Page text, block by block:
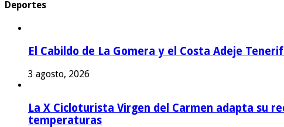
Deportes
El Cabildo de La Gomera y el Costa Adeje
3 agosto, 2026
La X Cicloturista Virgen del Carmen adapta su
temperaturas